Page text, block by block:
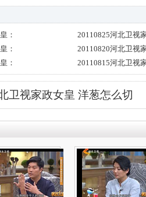
：
20110825河北卫视
：
20110820河北卫视
：
20110815河北卫视
卫视家政女皇 洋葱怎么切